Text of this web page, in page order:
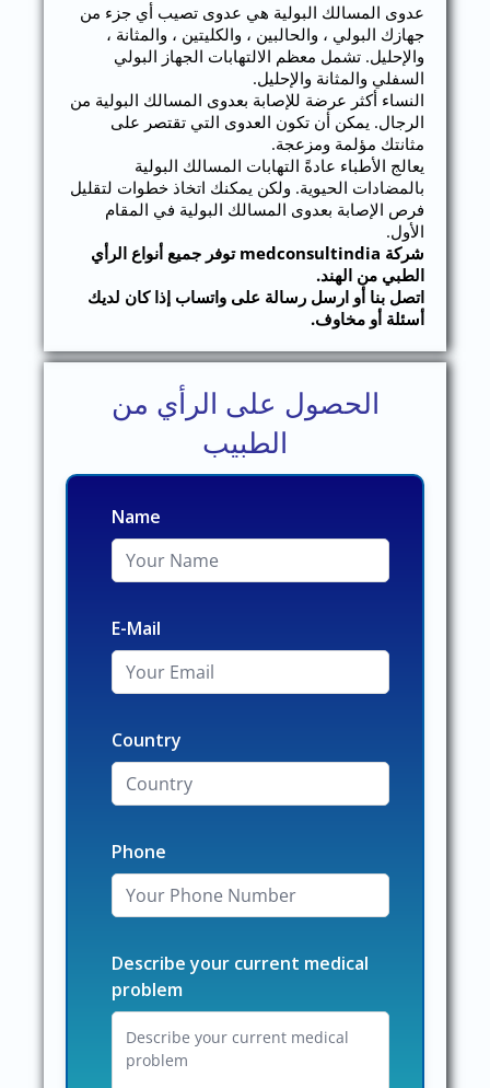
عدوى المسالك البولية هي عدوى تصيب أي جزء من
جهازك البولي ، والحالبين ، والكليتين ، والمثانة ،
والإحليل. تشمل معظم الالتهابات الجهاز البولي
السفلي والمثانة والإحليل.
النساء أكثر عرضة للإصابة بعدوى المسالك البولية من
الرجال. يمكن أن تكون العدوى التي تقتصر على
مثانتك مؤلمة ومزعجة.
يعالج الأطباء عادةً التهابات المسالك البولية
بالمضادات الحيوية. ولكن يمكنك اتخاذ خطوات لتقليل
فرص الإصابة بعدوى المسالك البولية في المقام
الأول.
شركة medconsultindia توفر جميع أنواع الرأي
الطبي من الهند.
اتصل بنا أو ارسل رسالة على واتساب إذا كان لديك
أسئلة أو مخاوف.
الحصول على الرأي من
الطبيب
Name
E-Mail
Country
Phone
Describe your current medical
problem